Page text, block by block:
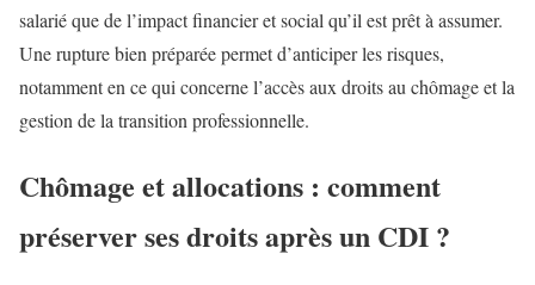
salarié que de l’impact financier et social qu’il est prêt à assumer.
Une rupture bien préparée permet d’anticiper les risques,
notamment en ce qui concerne l’accès aux droits au chômage et la
gestion de la transition professionnelle.
Chômage et allocations : comment
préserver ses droits après un CDI ?